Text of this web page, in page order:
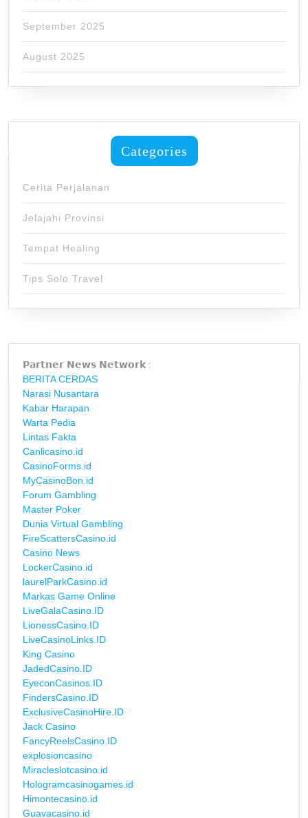
September 2025
August 2025
Categories
Cerita Perjalanan
Jelajahi Provinsi
Tempat Healing
Tips Solo Travel
𝗣𝗮𝗿𝘁𝗻𝗲𝗿 𝗡𝗲𝘄𝘀 𝗡𝗲𝘁𝘄𝗼𝗿𝗸 :
BERITA CERDAS
Narasi Nusantara
Kabar Harapan
Warta Pedia
Lintas Fakta
Canlicasino.id
CasinoForms.id
MyCasinoBon.id
Forum Gambling
Master Poker
Dunia Virtual Gambling
FireScattersCasino.id
Casino News
LockerCasino.id
laurelParkCasino.id
Markas Game Online
LiveGalaCasino.ID
LionessCasino.ID
LiveCasinoLinks.ID
King Casino
JadedCasino.ID
EyeconCasinos.ID
FindersCasino.ID
ExclusiveCasinoHire.ID
Jack Casino
FancyReelsCasino.ID
explosioncasino
Miracleslotcasino.id
Hologramcasinogames.id
Himontecasino.id
Guavacasino.id